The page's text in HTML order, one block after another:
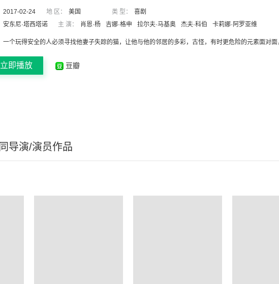
2017-02-24 地 区： 美国 类 型：
喜剧
安东尼·塔西塔诺 主 演： 肖恩·杨 吉娜·格申 拉尔夫·马基奥 杰夫·科伯 卡莉娜·阿罗亚维
一个玩得安全的人必须寻找他妻子失踪的猫，让他与他的邻居的多彩，古怪，有时更危险的元素面对
立即播放 豆瓣
同导演/演员作品